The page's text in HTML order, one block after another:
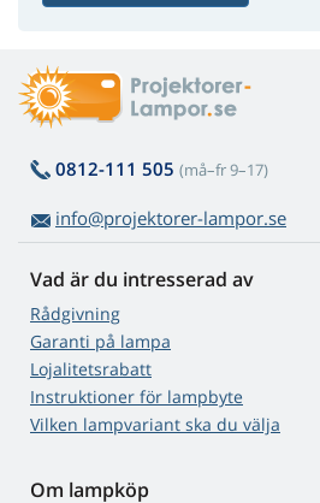
0812-111 505 (må–fr 9–17)
info@projektorer-lampor.se
Vad är du intresserad av
Rådgivning
Garanti på lampa
Lojalitetsrabatt
Instruktioner för lampbyte
Vilken lampvariant ska du välja
Om lampköp